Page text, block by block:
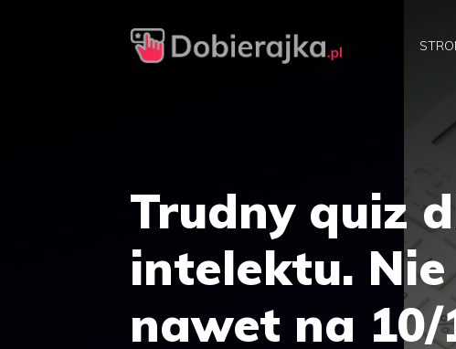
Trudny quiz
intelektu. Nie
nawet na